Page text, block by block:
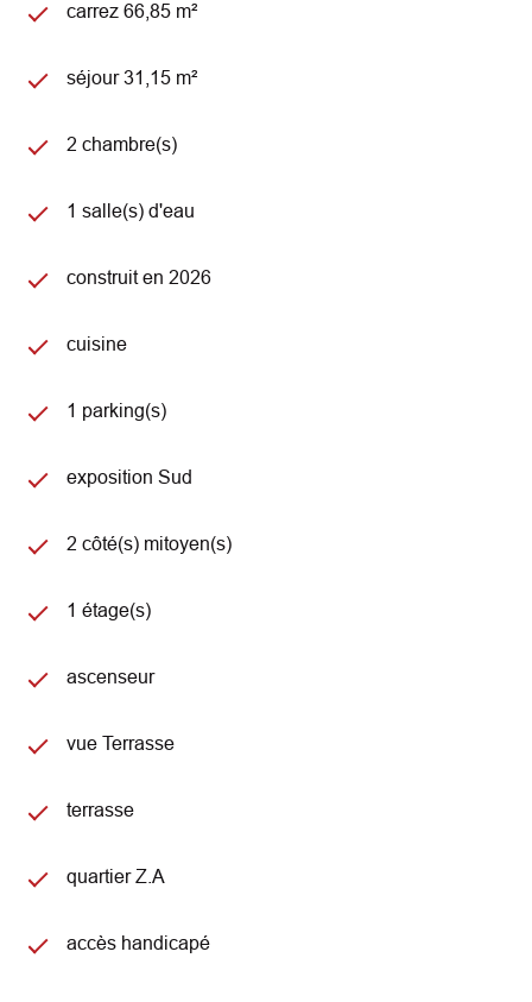
carrez 66,85 m²
séjour 31,15 m²
2 chambre(s)
1 salle(s) d'eau
construit en 2026
cuisine
1 parking(s)
exposition Sud
2 côté(s) mitoyen(s)
1 étage(s)
ascenseur
vue Terrasse
terrasse
quartier Z.A
accès handicapé